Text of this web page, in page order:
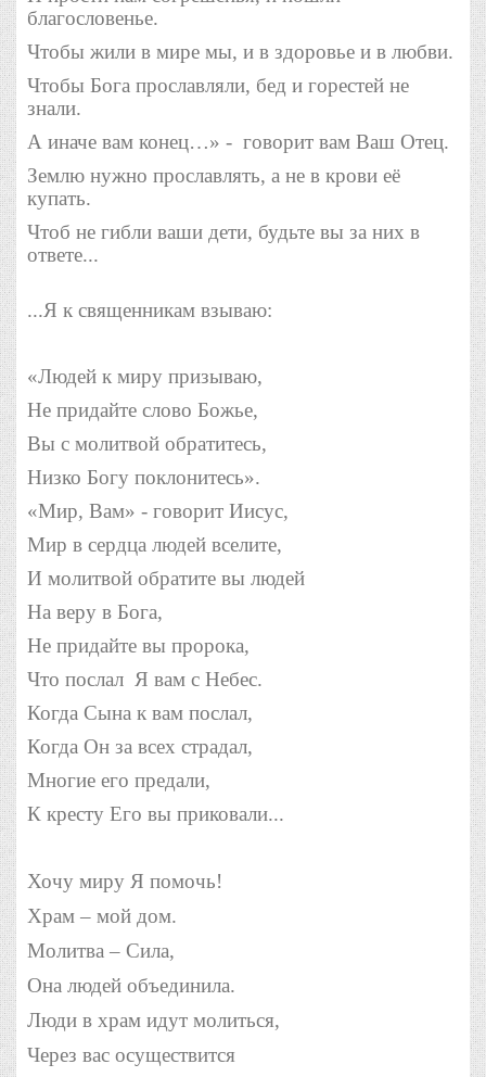
благословенье.
Чтобы жили в мире мы, и в здоровье и в любви.
Чтобы Бога прославляли, бед и горестей не
знали.
А иначе вам конец…» - говорит вам Ваш Отец.
Землю нужно прославлять, а не в крови её
купать.
Чтоб не гибли ваши дети, будьте вы за них в
ответе...
...Я к священникам взываю:
«Людей к миру призываю,
Не придайте слово Божье,
Вы с молитвой обратитесь,
Низко Богу поклонитесь».
«Мир, Вам» - говорит Иисус,
Мир в сердца людей вселите,
И молитвой обратите вы людей
На веру в Бога,
Не придайте вы пророка,
Что послал Я вам с Небес.
Когда Сына к вам послал,
Когда Он за всех страдал,
Многие его предали,
К кресту Его вы приковали...
Хочу миру Я помочь!
Храм – мой дом.
Молитва – Сила,
Она людей объединила.
Люди в храм идут молиться,
Через вас осуществится